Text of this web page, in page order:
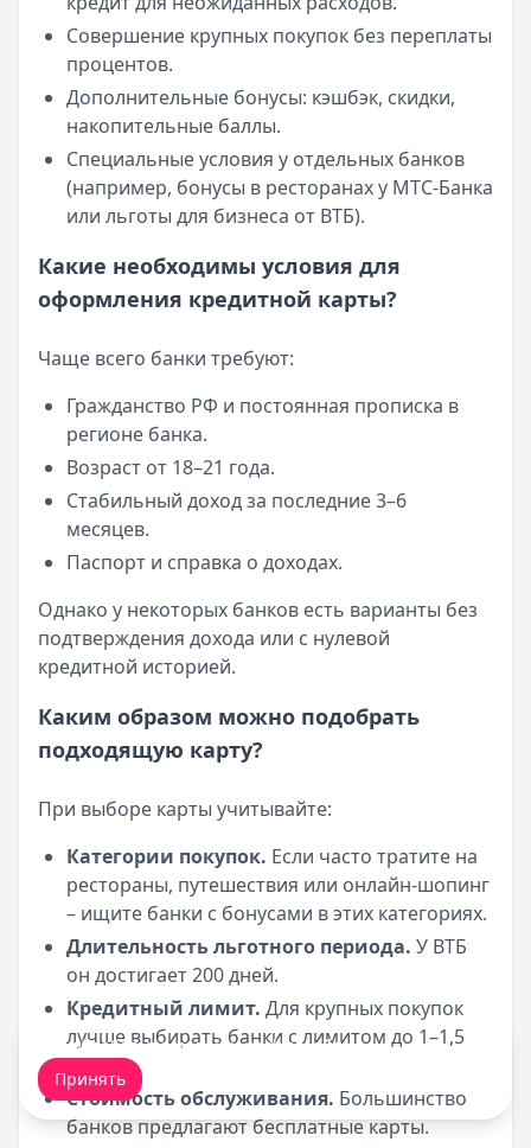
Совершение крупных покупок без переплаты
процентов.
Дополнительные бонусы: кэшбэк, скидки,
накопительные баллы.
Специальные условия у отдельных банков
(например, бонусы в ресторанах у МТС-Банка
или льготы для бизнеса от ВТБ).
Какие необходимы условия для
оформления кредитной карты?
Чаще всего банки требуют:
Гражданство РФ и постоянная прописка в
регионе банка.
Возраст от 18–21 года.
Стабильный доход за последние 3–6
месяцев.
Паспорт и справка о доходах.
Однако у некоторых банков есть варианты без
подтверждения дохода или с нулевой
кредитной историей.
Каким образом можно подобрать
подходящую карту?
При выборе карты учитывайте:
Категории покупок. Если часто тратите на
рестораны, путешествия или онлайн-шопинг
– ищите банки с бонусами в этих категориях.
Длительность льготного периода. У ВТБ
он достигает 200 дней.
Кредитный лимит. Для крупных покупок
лучше выбирать банки с лимитом до 1–1,5
млн ₽.
Стоимость обслуживания. Большинство
банков предлагают бесплатные карты.
Мы обрабатываем ваши cookie-файлы.
Принять